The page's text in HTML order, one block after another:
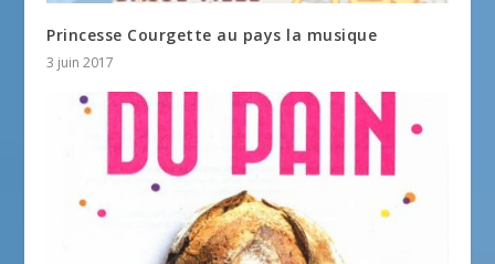
Princesse Courgette au pays la musique
3 juin 2017